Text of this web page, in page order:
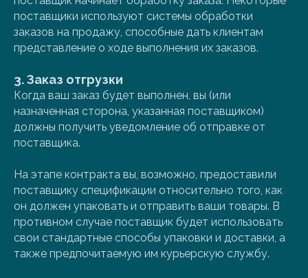
поставщики используют системы обработки
заказов на продажу, способные дать клиентам
представление о ходе выполнения их заказов.
3. Заказ отгрузки
Когда ваш заказ будет выполнен, вы (или
назначенная сторона, указанная поставщиком)
должны получить уведомление об отправке от
поставщика.
На этапе контракта вы, возможно, предоставили
поставщику спецификации относительно того, как
он должен упаковать и отправить ваши товары. В
противном случае поставщик будет использовать
свои стандартные способы упаковки и доставки, а
также предпочитаемую им курьерскую службу.